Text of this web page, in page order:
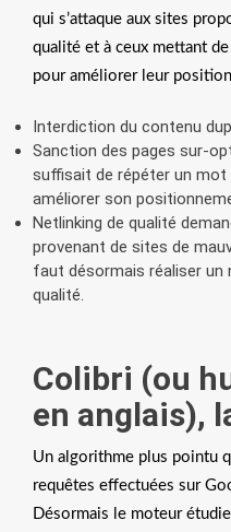
qui s’attaque aux sites
qualité et à ceux mettant
pour améliorer leur
Interdiction du contenu
Sanction des pages sur-
suffisait de répéter un mot
améliorer son
Netlinking de qualité
provenant de sites de
faut désormais réaliser un
qualité.
Colibri (ou
en anglais),
Un algorithme plus pointu
requêtes effectuées sur
Désormais le moteur